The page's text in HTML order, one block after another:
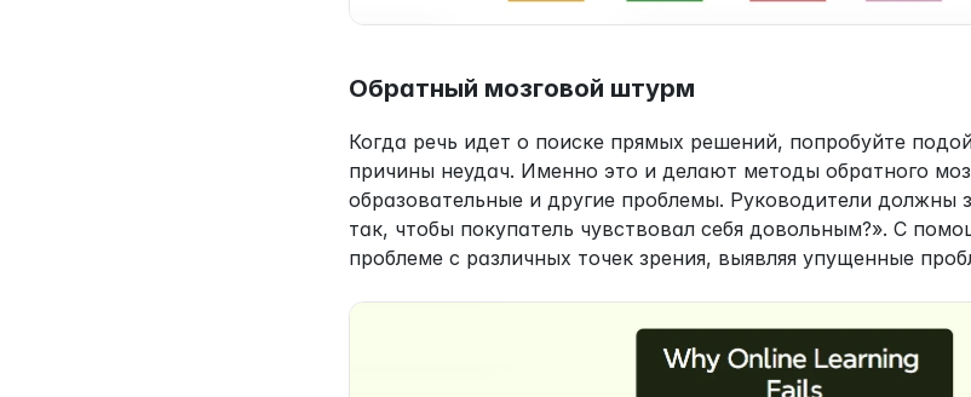
Обратный мозговой штурм
Когда речь идет о поиске прямых решений, попробуйте
причины неудач. Именно это и делают методы обратного
образовательные и другие проблемы. Руководители
так, чтобы покупатель чувствовал себя довольным?». С
проблеме с различных точек зрения, выявляя упущенные